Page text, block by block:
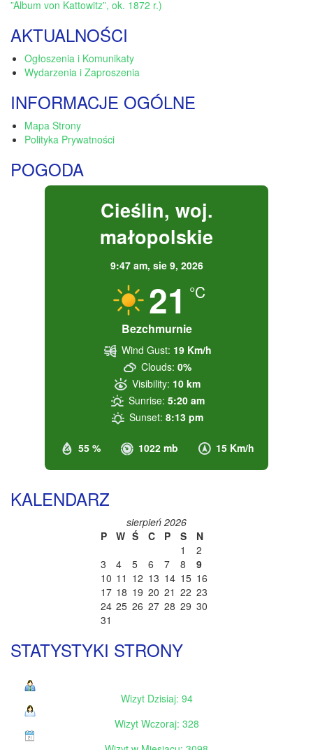
AKTUALNOŚCI
Ogłoszenia i Komunikaty
Wydarzenia i Zaproszenia
INFORMACJE OGÓLNE
Mapa Strony
Polityka Prywatności
POGODA
Cieślin, woj.
małopolskie
9:47 am, sie 9, 2026
21 °C
Bezchmurnie
55 % 1022 mb 15 Km/h
Wind Gust: 19 Km/h
Clouds: 0%
Visibility: 10 km
Sunrise: 5:20 am
Sunset: 8:13 pm
KALENDARZ
sierpień 2026
P
W Ś C P S
N
1
2
3
4 5 6 7 8
9
10 11 12 13 14 15 16
17 18 19 20 21 22 23
24 25 26 27 28 29 30
31
STATYSTYKI STRONY
Wizyt Dzisiaj: 94
Wizyt Wczoraj: 328